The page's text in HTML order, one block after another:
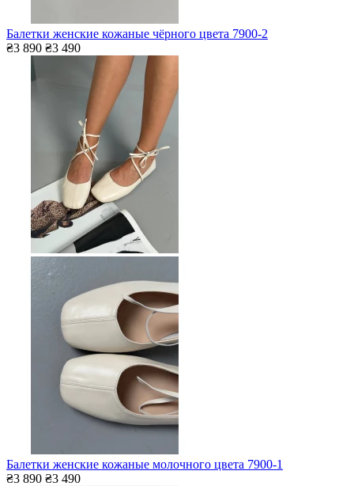
Балетки женские кожаные чёрного цвета 7900-2
₴3 890 ₴3 490
Балетки женские кожаные молочного цвета 7900-1
₴3 890 ₴3 490